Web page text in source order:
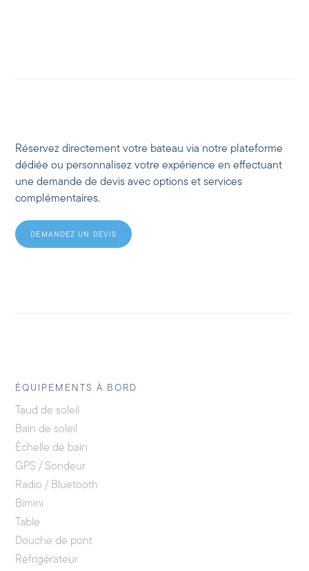
Réservez directement votre bateau via notre plateforme
dédiée ou personnalisez votre expérience en effectuant
une demande de devis avec options et services
complémentaires.
DEMANDEZ UN DEVIS
ÉQUIPEMENTS À BORD
Taud de soleil
Bain de soleil
Échelle de bain
GPS / Sondeur
Radio / Bluetooth
Bimini
Table
Douche de pont
Réfrigérateur